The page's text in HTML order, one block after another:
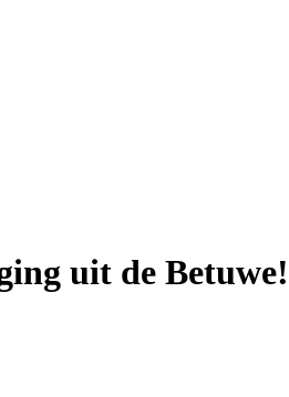
uit de